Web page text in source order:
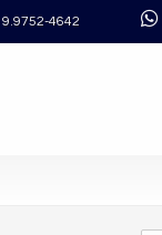
9.9752-4642